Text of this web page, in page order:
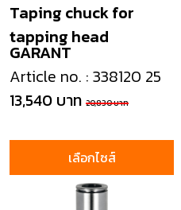
GARANT
Taping chuck for
tapping head
Article no. : 338120 25
13,540 บาท 20,830 บาท
เลือกไซส์